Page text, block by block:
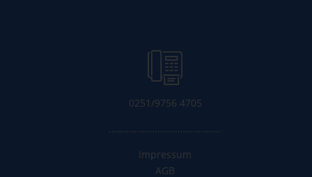
0251/9756 4705
……………………………………..
Impressum
AGB